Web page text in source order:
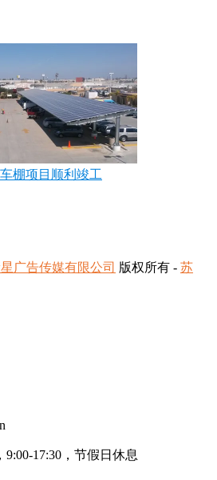
棚项目顺利竣工
广告传媒有限公司 版权所有 - 苏
17:30，节假日休息